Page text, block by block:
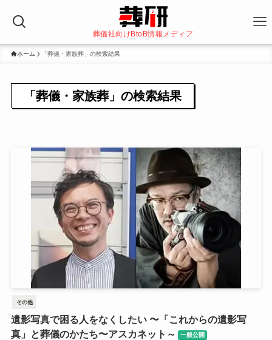
葬儀社向けBtoB情報メディア
ホーム 「葬儀・家族葬」の検索結果
「葬儀・家族葬」の検索結果
その他
遺影写真で困る人をなくしたい 〜「これからの遺影写
真」と葬儀のかたち〜アスカネット～
一般公開